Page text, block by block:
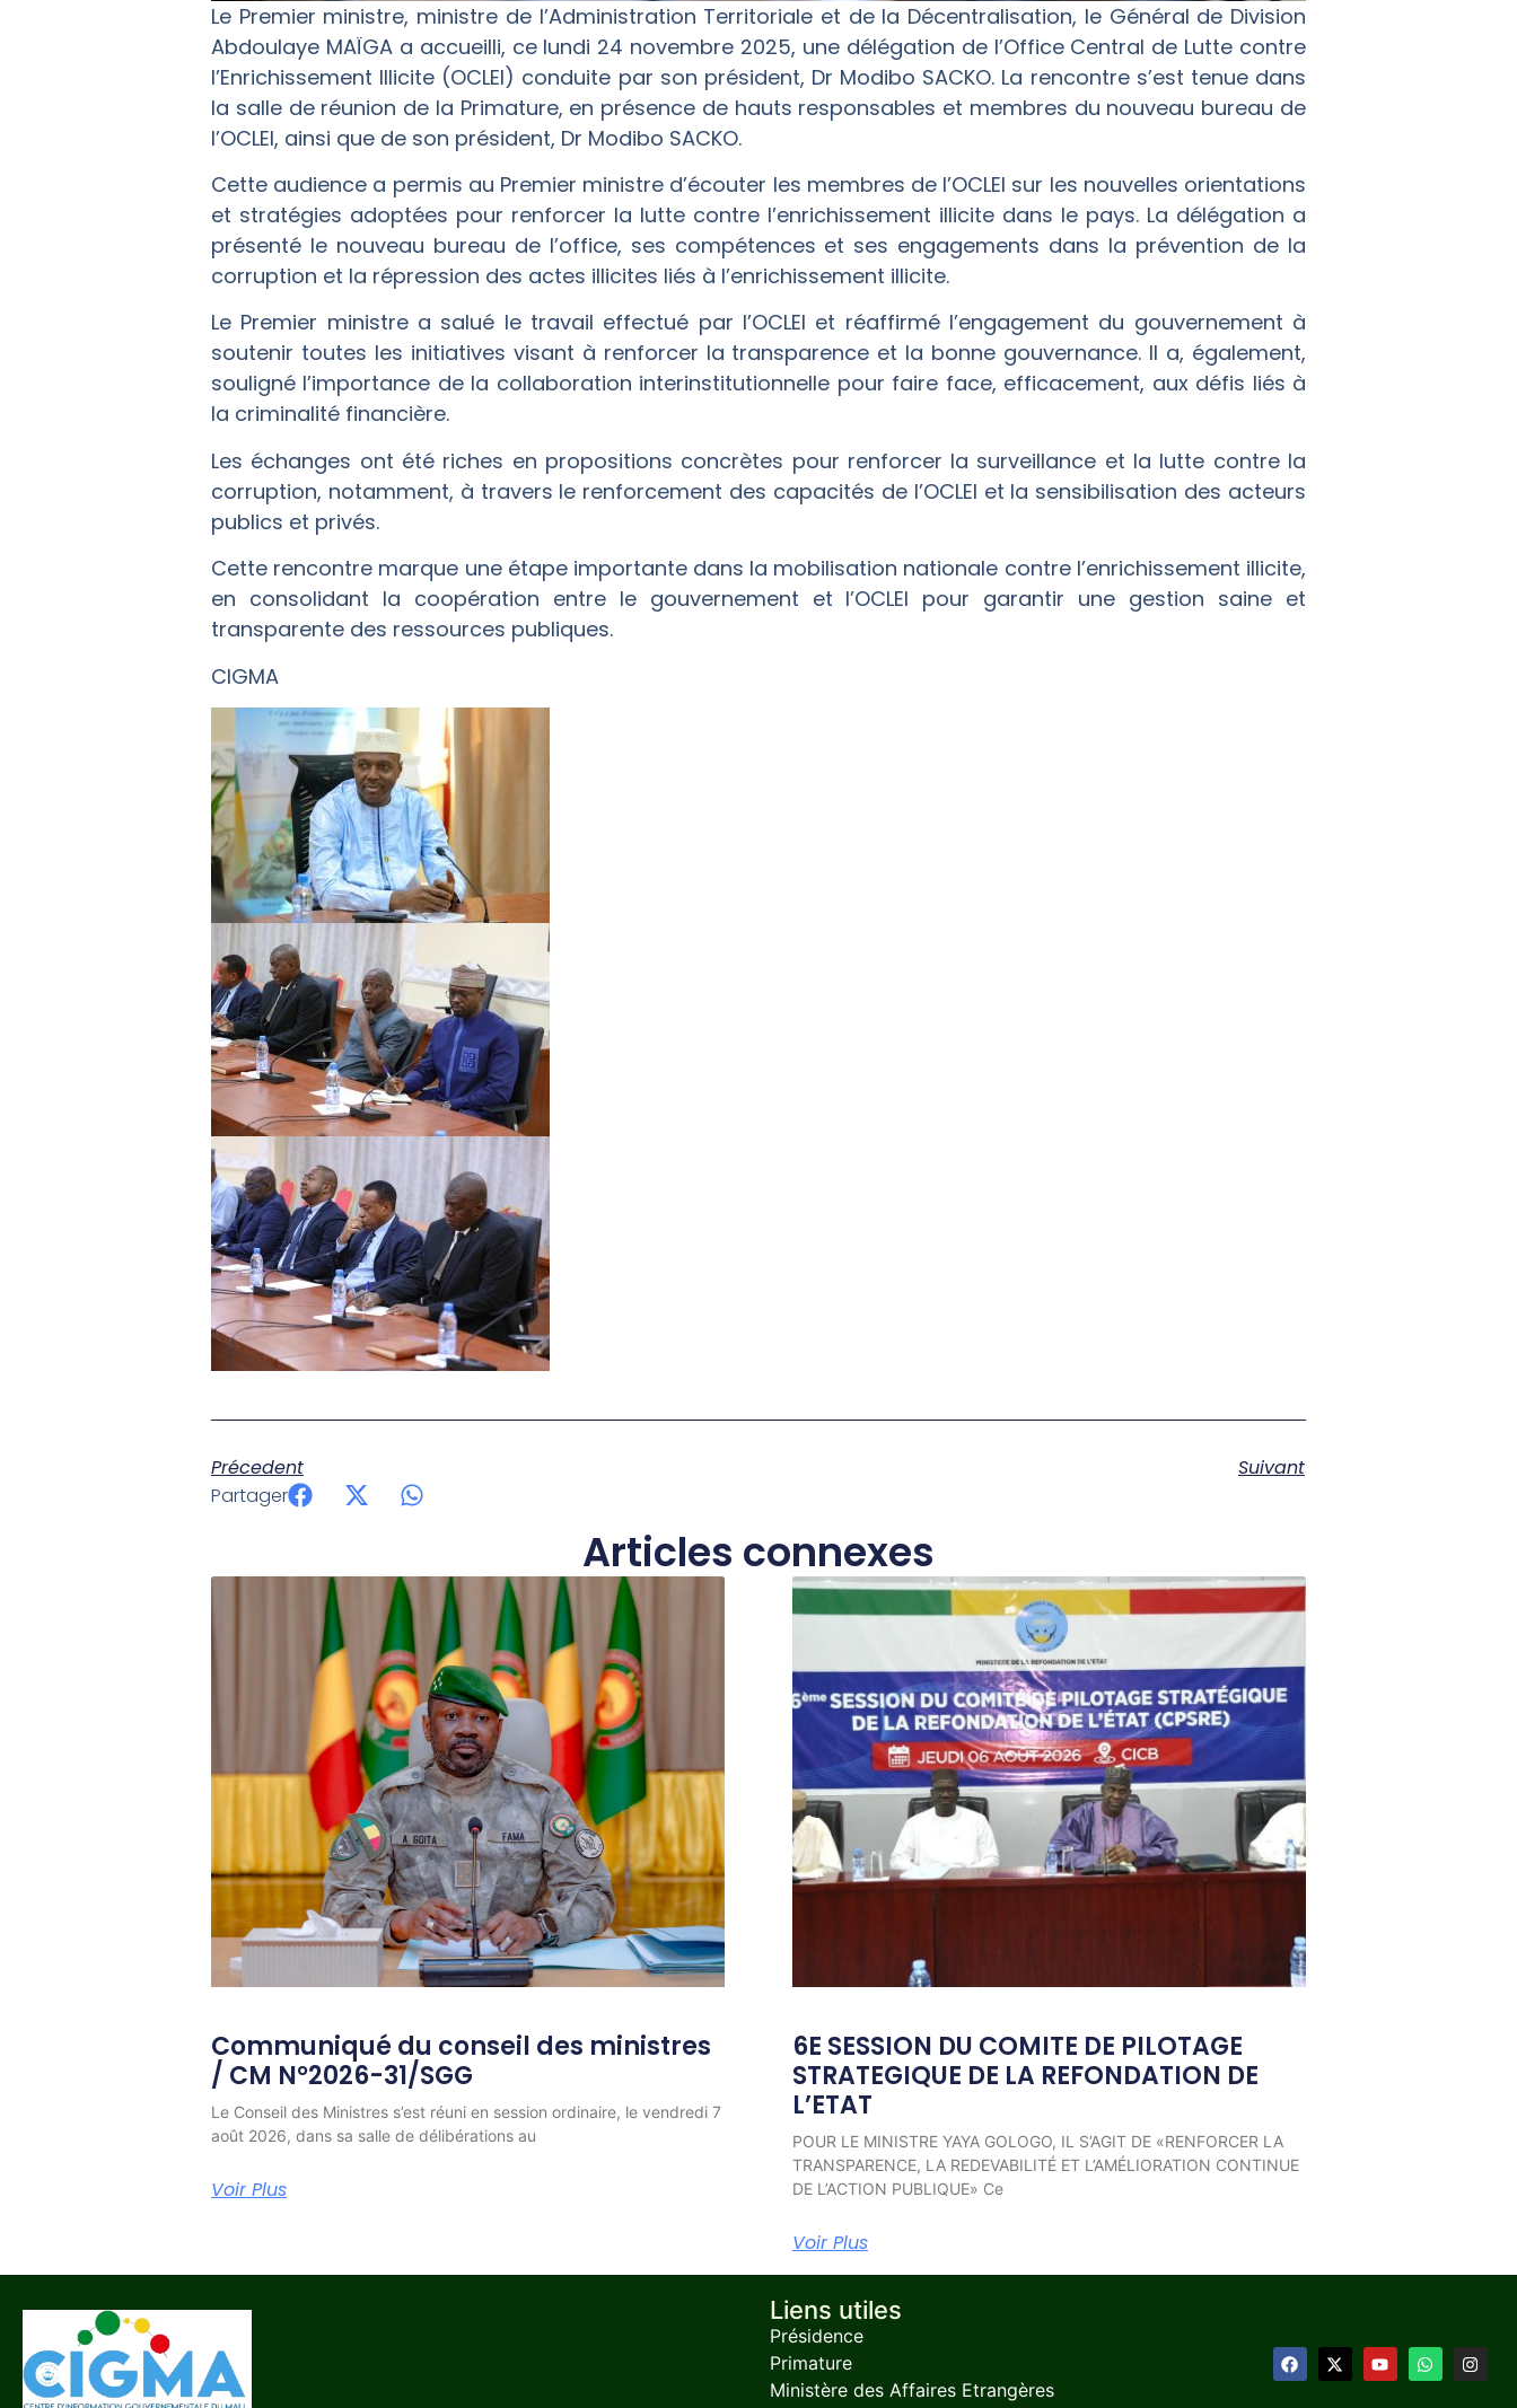
Le Premier ministre, ministre de l’Administration Territoriale et de la Décentralisation, le Général de Division
Abdoulaye MAÏGA a accueilli, ce lundi 24 novembre 2025, une délégation de l’Office Central de Lutte contre
l’Enrichissement Illicite (OCLEI) conduite par son président, Dr Modibo SACKO. La rencontre s’est tenue dans
la salle de réunion de la Primature, en présence de hauts responsables et membres du nouveau bureau de
l’OCLEI, ainsi que de son président, Dr Modibo SACKO.
Cette audience a permis au Premier ministre d’écouter les membres de l’OCLEI sur les nouvelles orientations
et stratégies adoptées pour renforcer la lutte contre l’enrichissement illicite dans le pays. La délégation a
présenté le nouveau bureau de l’office, ses compétences et ses engagements dans la prévention de la
corruption et la répression des actes illicites liés à l’enrichissement illicite.
Le Premier ministre a salué le travail effectué par l’OCLEI et réaffirmé l’engagement du gouvernement à
soutenir toutes les initiatives visant à renforcer la transparence et la bonne gouvernance. Il a, également,
souligné l’importance de la collaboration interinstitutionnelle pour faire face, efficacement, aux défis liés à
la criminalité financière.
Les échanges ont été riches en propositions concrètes pour renforcer la surveillance et la lutte contre la
corruption, notamment, à travers le renforcement des capacités de l’OCLEI et la sensibilisation des acteurs
publics et privés.
Cette rencontre marque une étape importante dans la mobilisation nationale contre l’enrichissement illicite,
en consolidant la coopération entre le gouvernement et l’OCLEI pour garantir une gestion saine et
transparente des ressources publiques.
CIGMA
Précedent
Suivant
Partager
Articles connexes
Communiqué du conseil des ministres
/ CM N°2026-31/SGG
Le Conseil des Ministres s’est réuni en session ordinaire, le vendredi 7
août 2026, dans sa salle de délibérations au
Voir Plus
6E SESSION DU COMITE DE PILOTAGE
STRATEGIQUE DE LA REFONDATION DE
L’ETAT
POUR LE MINISTRE YAYA GOLOGO, IL S’AGIT DE «RENFORCER LA
TRANSPARENCE, LA REDEVABILITÉ ET L’AMÉLIORATION CONTINUE
DE L’ACTION PUBLIQUE» Ce
Voir Plus
Liens utiles
Présidence
Primature
Ministère des Affaires Etrangères